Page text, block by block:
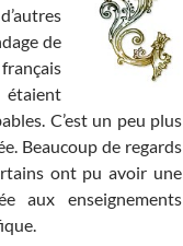
de
étaient
C’est un peu plus
Beaucoup de regards
ont pu avoir une
aux enseignements